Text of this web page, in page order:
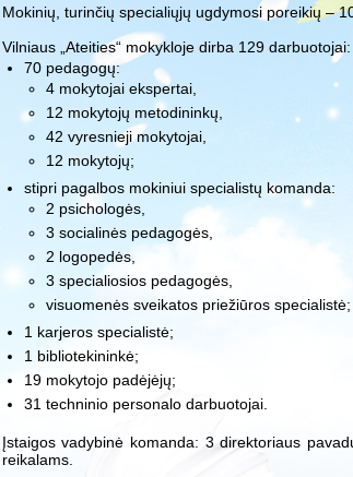
Mokinių, turinčių specialiųjų ugdymosi poreikių –
Vilniaus „Ateities“ mokykloje dirba 129 darbuotojai:
70 pedagogų:
4 mokytojai ekspertai,
12 mokytojų metodininkų,
42 vyresnieji mokytojai,
12 mokytojų;
stipri pagalbos mokiniui specialistų komanda:
2 psichologės,
3 socialinės pedagogės,
2 logopedės,
3 specialiosios pedagogės,
visuomenės sveikatos priežiūros specialistė;
1 karjeros specialistė;
1 bibliotekininkė;
19 mokytojo padėjėjų;
31 techninio personalo darbuotojai.
Įstaigos vadybinė komanda: 3 direktoriaus
reikalams.